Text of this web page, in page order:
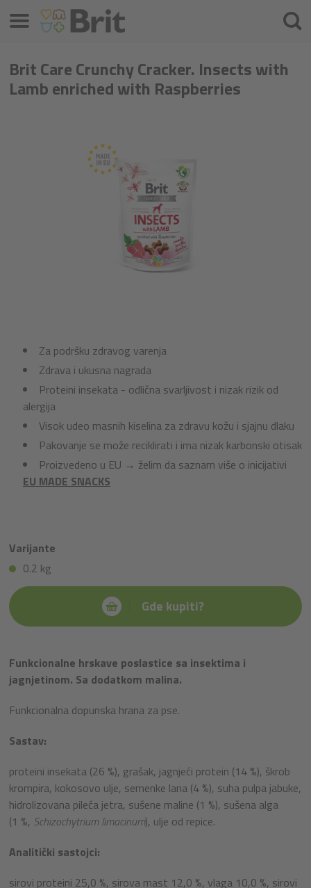
Brit Care Crunchy Cracker. Insects with
Lamb enriched with Raspberries
Za podršku zdravog varenja
Zdrava i ukusna nagrada
Proteini insekata - odlična svarljivost i nizak rizik od
alergija
Visok udeo masnih kiselina za zdravu kožu i sjajnu dlaku
Pakovanje se može reciklirati i ima nizak karbonski otisak
Proizvedeno u EU → želim da saznam više o inicijativi
EU MADE SNACKS
Varijante
0.2 kg
Gde kupiti?
Funkcionalne hrskave poslastice sa insektima i
jagnjetinom. Sa dodatkom malina.
Funkcionalna dopunska hrana za pse.
Sastav:
proteini insekata (26 %), grašak, jagnjeći protein (14 %), škrob
krompira, kokosovo ulje, semenke lana (4 %), suha pulpa jabuke,
hidrolizovana pileća jetra, sušene maline (1 %), sušena alga
(1 %, Schizochytrium limacinum), ulje od repice.
Analitički sastojci:
sirovi proteini 25,0 %, sirova mast 12,0 %, vlaga 10,0 %, sirovi
Izbornik